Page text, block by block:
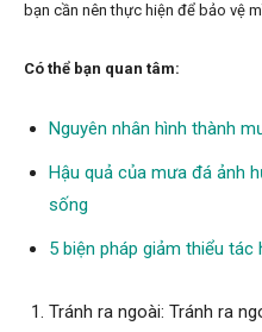
bạn cần nên thực hiện để bảo vệ
Có thể bạn quan tâm:
Nguyên nhân hình thành
Hậu quả của mưa đá ảnh
sống
5 biện pháp giảm thiểu
Tránh ra ngoài: Tránh ra